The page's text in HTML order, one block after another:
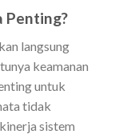
Penting?
langsung
keamanan
untuk
tidak
sistem